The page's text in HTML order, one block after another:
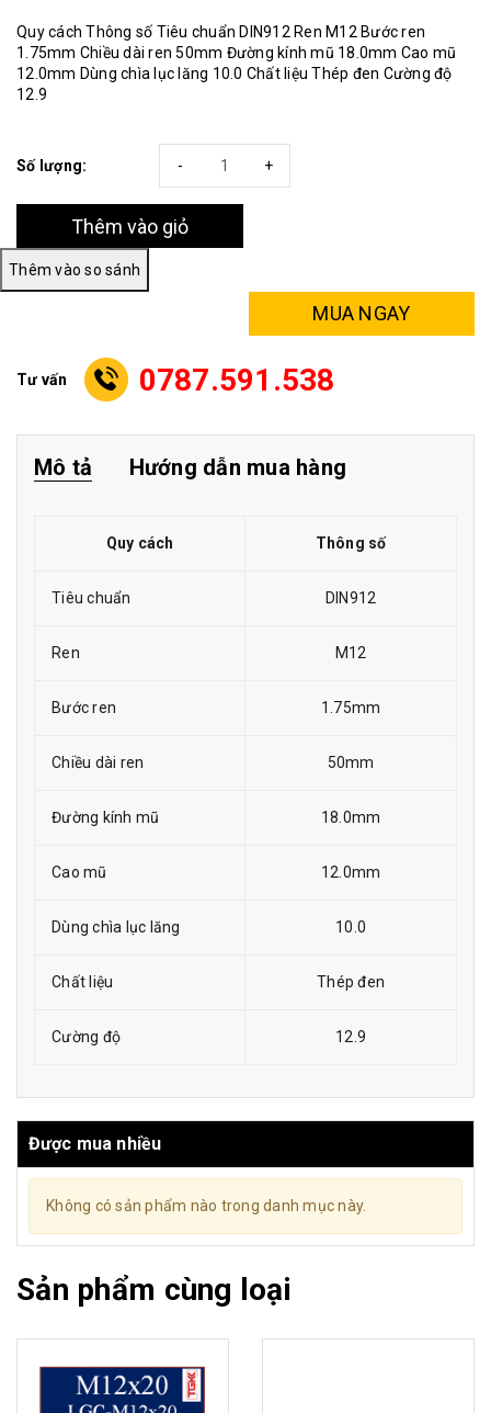
Quy cách Thông số Tiêu chuẩn DIN912 Ren M12 Bước ren
1.75mm Chiều dài ren 50mm Đường kính mũ 18.0mm Cao mũ
12.0mm Dùng chìa lục lăng 10.0 Chất liệu Thép đen Cường độ
12.9
Số lượng: +
-
Thêm vào giỏ
MUA NGAY
Tư vấn 0787.591.538
Mô tả Hướng dẫn mua hàng
Quy cách Thông số
Tiêu chuẩn DIN912
Ren M12
Bước ren 1.75mm
Chiều dài ren 50mm
Đường kính mũ 18.0mm
Cao mũ 12.0mm
Dùng chìa lục lăng 10.0
Chất liệu Thép đen
Cường độ 12.9
Được mua nhiều
Không có sản phẩm nào trong danh mục này.
Sản phẩm cùng loại